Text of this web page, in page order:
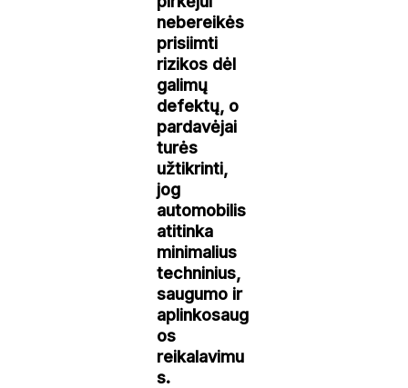
nebereikės
prisiimti
rizikos dėl
galimų
defektų, o
pardavėjai
turės
užtikrinti,
jog
automobilis
atitinka
minimalius
techninius,
saugumo ir
aplinkosaug
os
reikalavimu
s.